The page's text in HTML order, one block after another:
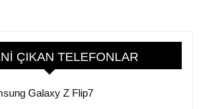
ÇIKAN TELEFONLAR
Galaxy Z Flip7